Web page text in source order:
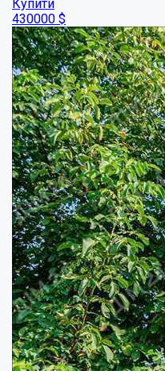
4
Площа:
185кв.м.
Купити
72000 $